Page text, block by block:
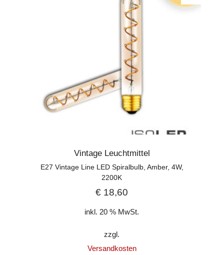
Vintage Leuchtmittel
E27 Vintage Line LED Spiralbulb, Amber, 4W,
2200K
€ 18,60
inkl. 20 % MwSt.
zzgl.
Versandkosten